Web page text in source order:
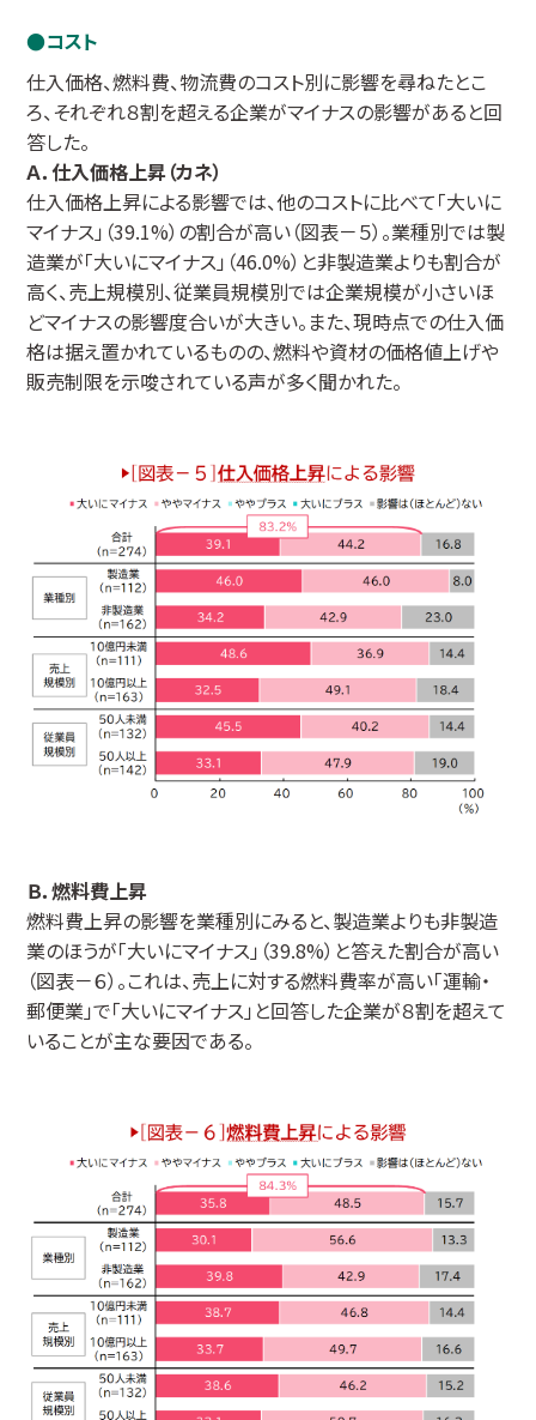
コスト
仕入価格、燃料費、物流費のコスト別に影響を尋ねたとこ
ろ、それぞれ８割を超える企業がマイナスの影響があると回
答した。
Ａ．仕入価格上昇（カネ）
仕入価格上昇による影響では、他のコストに比べて「大いに
マイナス」（39.1%）の割合が高い（図表－５）。業種別では製
造業が「大いにマイナス」（46.0%）と非製造業よりも割合が
高く、売上規模別、従業員規模別では企業規模が小さいほ
どマイナスの影響度合いが大きい。また、現時点での仕入価
格は据え置かれているものの、燃料や資材の価格値上げや
販売制限を示唆されている声が多く聞かれた。
Ｂ．燃料費上昇
燃料費上昇の影響を業種別にみると、製造業よりも非製造
業のほうが「大いにマイナス」（39.8%）と答えた割合が高い
（図表－６）。これは、売上に対する燃料費率が高い「運輸・
郵便業」で「大いにマイナス」と回答した企業が８割を超えて
いることが主な要因である。